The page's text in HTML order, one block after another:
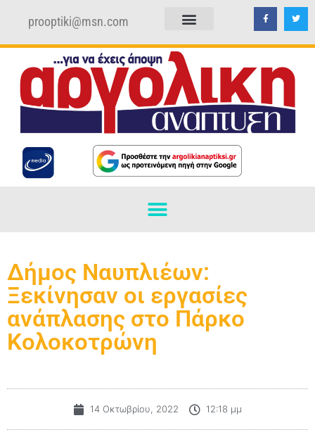
prooptiki@msn.com
Δήμος Ναυπλιέων:
Ξεκίνησαν οι εργασίες
ανάπλασης στο Πάρκο
Κολοκοτρώνη
14 Οκτωβρίου, 2022 12:18 μμ